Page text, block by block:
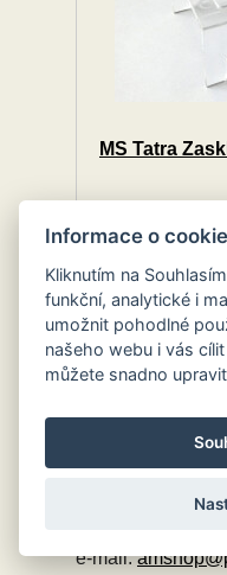
MS Tatra
e-mail:
Informace o
Kliknutím na
funkční, analytické i
umožnit pohodlné
našeho webu i vás
můžete snadno